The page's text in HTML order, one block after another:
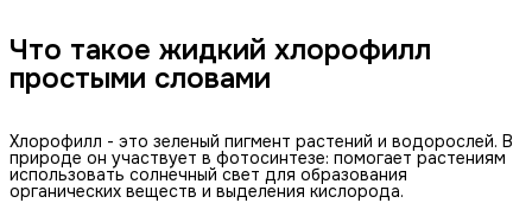
Что такое жидкий хлорофилл
простыми словами
Хлорофилл - это зеленый пигмент растений и водорослей. В
природе он участвует в фотосинтезе: помогает растениям
использовать солнечный свет для образования
органических веществ и выделения кислорода.